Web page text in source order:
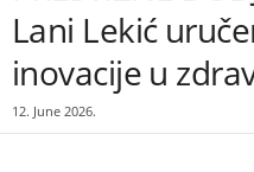
Lani Lekić
inovacije u
12. June 2026.